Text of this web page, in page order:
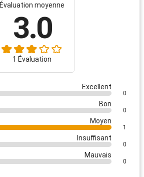
Évaluation moyenne
3.0
1 Évaluation
Excellent
0
Bon
0
Moyen
1
Insuffisant
0
Mauvais
0